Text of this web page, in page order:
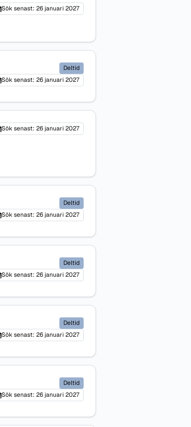
Sök senast: 26 januari 2027
Deltid
Sök senast: 26 januari 2027
Sök senast: 26 januari 2027
Deltid
Sök senast: 26 januari 2027
Deltid
Sök senast: 26 januari 2027
Deltid
Sök senast: 26 januari 2027
Deltid
Sök senast: 26 januari 2027